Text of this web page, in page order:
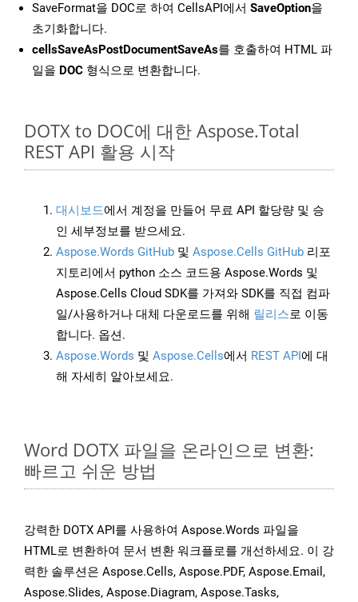
SaveFormat을 DOC로 하여 CellsAPI에서 SaveOption을
초기화합니다.
cellsSaveAsPostDocumentSaveAs를 호출하여 HTML 파
일을 DOC 형식으로 변환합니다.
DOTX to DOC에 대한 Aspose.Total
REST API 활용 시작
대시보드에서 계정을 만들어 무료 API 할당량 및 승
인 세부정보를 받으세요.
Aspose.Words GitHub 및 Aspose.Cells GitHub 리포
지토리에서 python 소스 코드용 Aspose.Words 및
Aspose.Cells Cloud SDK를 가져와 SDK를 직접 컴파
일/사용하거나 대체 다운로드를 위해 릴리스로 이동
합니다. 옵션.
Aspose.Words 및 Aspose.Cells에서 REST API에 대
해 자세히 알아보세요.
Word DOTX 파일을 온라인으로 변환:
빠르고 쉬운 방법
강력한 DOTX API를 사용하여 Aspose.Words 파일을
HTML로 변환하여 문서 변환 워크플로를 개선하세요. 이 강
력한 솔루션은 Aspose.Cells, Aspose.PDF, Aspose.Email,
Aspose.Slides, Aspose.Diagram, Aspose.Tasks,